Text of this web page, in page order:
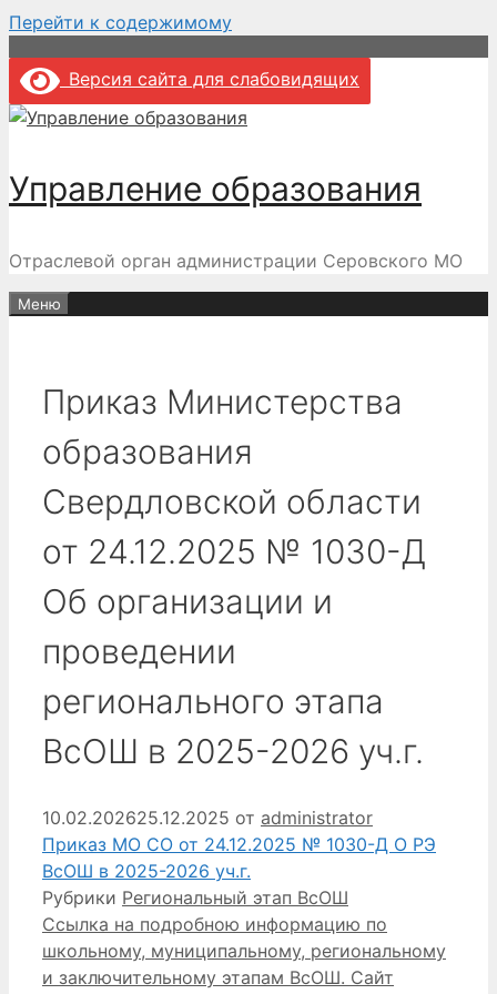
Перейти к содержимому
Версия сайта для слабовидящих
Управление образования
Отраслевой орган администрации Серовского МО
Меню
Приказ Министерства
образования
Свердловской области
от 24.12.2025 № 1030-Д
Об организации и
проведении
регионального этапа
ВсОШ в 2025-2026 уч.г.
10.02.202625.12.2025 от administrator
Приказ МО СО от 24.12.2025 № 1030-Д О РЭ
ВсОШ в 2025-2026 уч.г.
Рубрики Региональный этап ВсОШ
Ссылка на подробною информацию по
школьному, муниципальному, региональному
и заключительному этапам ВсОШ. Сайт